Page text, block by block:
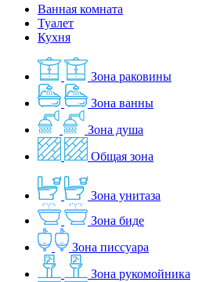
Ванная комната
Туалет
Кухня
Зона раковины
Зона ванны
Зона душа
Общая зона
Зона унитаза
Зона биде
Зона писсуара
Зона рукомойника